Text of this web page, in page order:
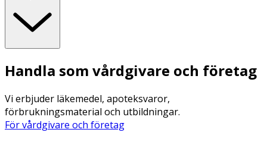
Handla som vårdgivare och företag
Vi erbjuder läkemedel, apoteksvaror,
förbrukningsmaterial och utbildningar.
För vårdgivare och företag